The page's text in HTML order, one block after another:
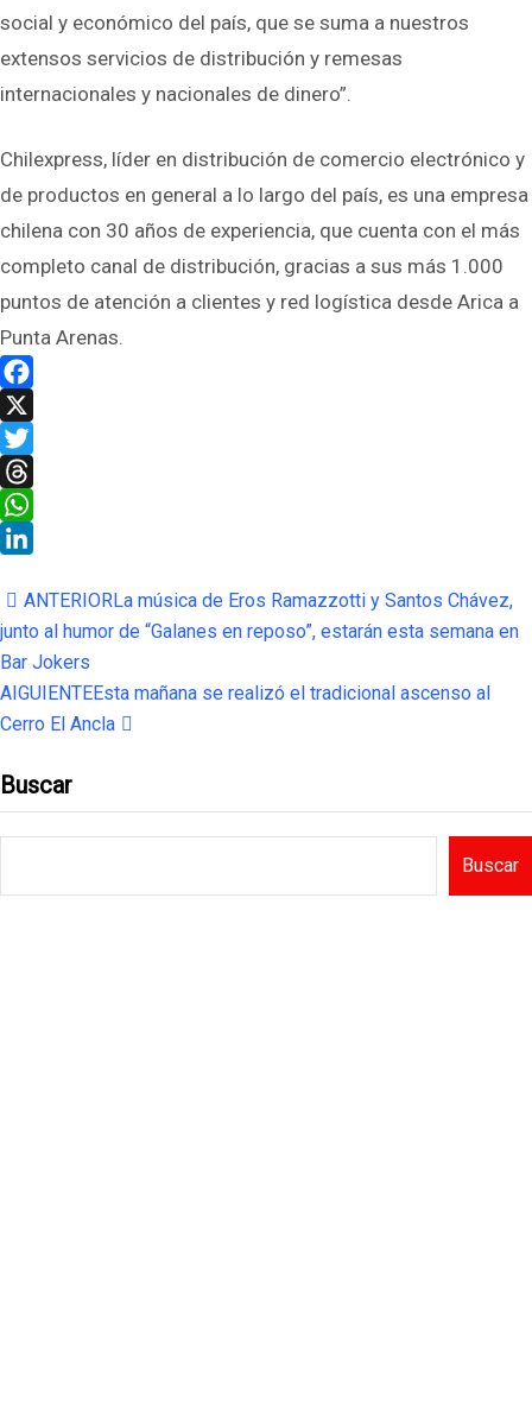
social y económico del país, que se suma a nuestros
extensos servicios de distribución y remesas
internacionales y nacionales de dinero”.
Chilexpress, líder en distribución de comercio electrónico y
de productos en general a lo largo del país, es una empresa
chilena con 30 años de experiencia, que cuenta con el más
completo canal de distribución, gracias a sus más 1.000
puntos de atención a clientes y red logística desde Arica a
Punta Arenas.
Facebook
X
Twitter
Threads
WhatsApp
ANTERIORLa música de Eros Ramazzotti y Santos Chávez,
junto al humor de “Galanes en reposo”, estarán esta semana en
Bar Jokers
AIGUIENTEEsta mañana se realizó el tradicional ascenso al
Cerro El Ancla
Buscar
Buscar